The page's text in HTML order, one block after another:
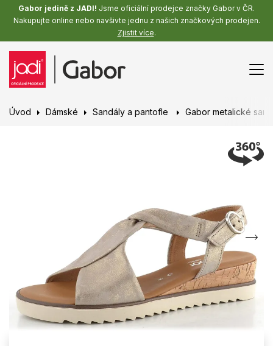
Gabor jedině z JADI! Jsme oficiální prodejce značky Gabor v ČR.
Nakupujte online nebo navšivte jednu z našich značkových prodejen.
Zjistit více.
Úvod Dámské Sandály a pantofle Gabor metalické